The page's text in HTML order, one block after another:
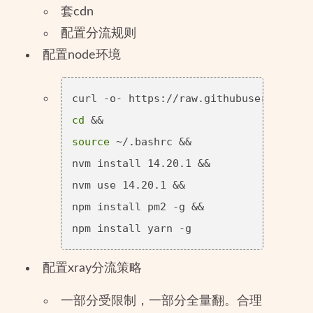
套cdn
配置分流规则
配置node环境
cd
&&
source ~/.bashrc &&
nvm install 14.20.1 &&
nvm use 14.20.1 &&
npm install pm2 -g &&
配置xray分流策略
一部分受限制，一部分全量翻。合理